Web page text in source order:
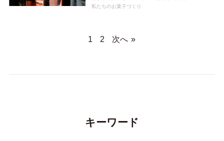
私たちのお菓子づくり
1 2 次へ »
キーワード